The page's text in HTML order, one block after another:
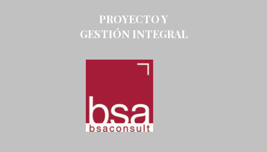
PROYECTO Y
GESTIÓN INTEGRAL